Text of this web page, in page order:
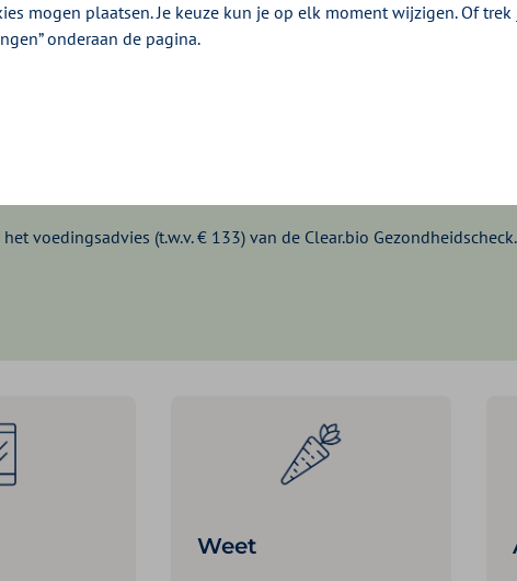
weet je welke voeding goed voor jou is?
voedingsadvies (t.w.v. € 133) van de Clear.bio
Weet
mogen plaatsen. Je keuze kun je op elk moment wijzigen. Of trek
onderaan de pagina.